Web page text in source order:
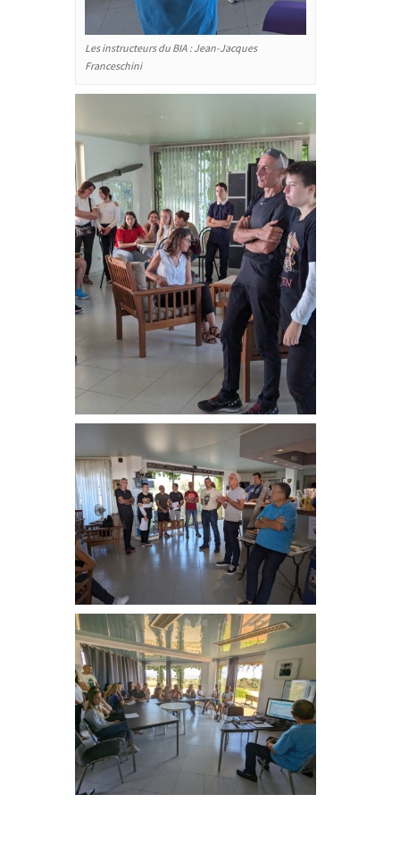
Les instructeurs du BIA : Jean-Jacques
Franceschini